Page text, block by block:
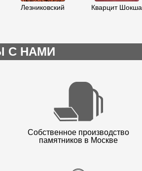
Лезниковский Кварцит Шокша
С НАМИ
Собственное производство
памятников в Москве